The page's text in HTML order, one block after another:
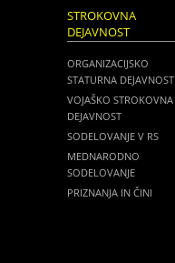
STROKOVNA
DEJAVNOST
ORGANIZACIJSKO
STATURNA DEJAVNOST
VOJAŠKO STROKOVNA
DEJAVNOST
SODELOVANJE V RS
MEDNARODNO
SODELOVANJE
PRIZNANJA IN ČINI